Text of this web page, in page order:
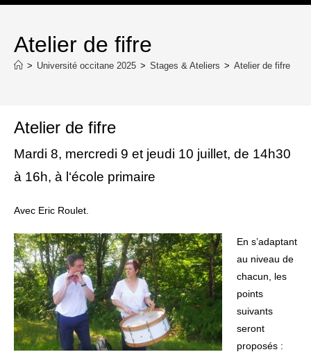
Atelier de fifre
> Université occitane 2025 > Stages & Ateliers > Atelier de fifre
Atelier de fifre
Mardi 8, mercredi 9 et jeudi 10 juillet, de 14h30
à 16h, à l‘école primaire
Avec Eric Roulet.
En s’adaptant
au niveau de
chacun, les
points
suivants
seront
proposés :